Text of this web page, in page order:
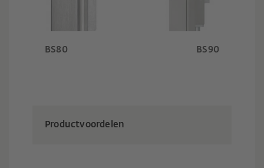
BS80 BS90
Productvoordelen